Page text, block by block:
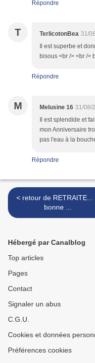
Répondre
T TerlicotonBea 31/
Il est superbe et
bisous <br /> <br />
Répondre
M Melusine 16 31/08/
Il est splendide et
mon Anniversaire
pas l'eau à la
Répondre
< retour de RETRAITE... si
bonne ...
Hébergé par Canalblog
Top articles
Pages
Contact
Signaler un abus
C.G.U.
Cookies et données
Préférences cookies